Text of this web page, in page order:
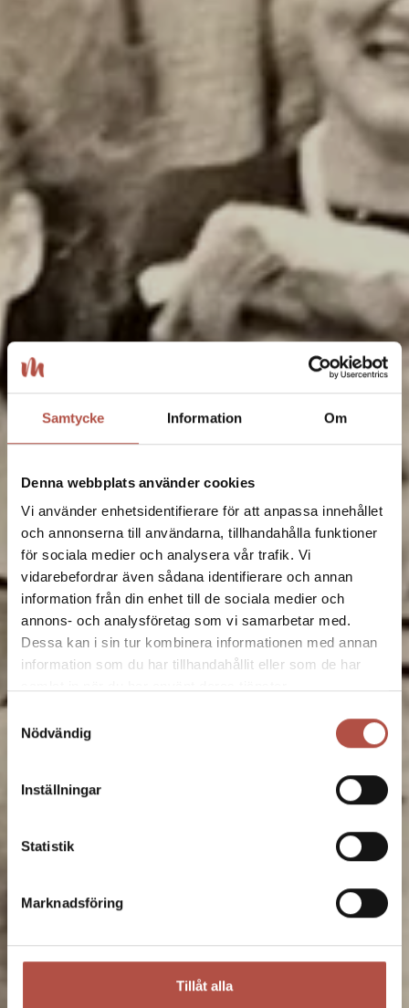
Samtycke Information Om
Denna webbplats använder cookies
Vi använder enhetsidentifierare för att anpassa innehållet
och annonserna till användarna, tillhandahålla funktioner
för sociala medier och analysera vår trafik. Vi
vidarebefordrar även sådana identifierare och annan
information från din enhet till de sociala medier och
annons- och analysföretag som vi samarbetar med.
Dessa kan i sin tur kombinera informationen med annan
information som du har tillhandahållit eller som de har
Nödvändig
Inställningar
Statistik
Marknadsföring
Tillåt alla